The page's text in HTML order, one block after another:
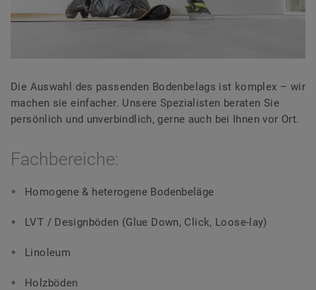
Die Auswahl des passenden Bodenbelags ist komplex – wir
machen sie einfacher. Unsere Spezialisten beraten Sie
persönlich und unverbindlich, gerne auch bei Ihnen vor Ort.
Fachbereiche:
Homogene & heterogene Bodenbeläge
LVT / Designböden (Glue Down, Click, Loose-lay)
Linoleum
Holzböden